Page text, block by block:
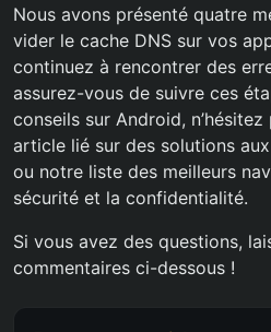
Nous avons présenté quatre
vider le cache DNS sur vos
continuez à rencontrer des
assurez-vous de suivre ces
conseils sur Android,
article lié sur des solutions
ou notre liste des meilleurs
sécurité et la confidentialité.
Si vous avez des questions,
commentaires ci-dessous !